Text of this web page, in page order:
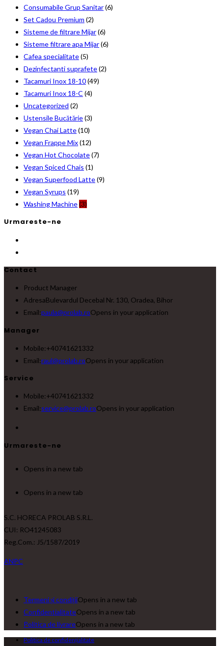
Consumabile Grup Sanitar(6)
Set Cadou Premium (2)
Sisteme de filtrare Mijar(6)
Sisteme filtrare apa Mijar(6)
Cafea specialitate(5)
Dezinfectanti suprafete(2)
Tacamuri Inox 18-10(49)
Tacamuri Inox 18-C (4)
Uncategorized (2)
Ustensile Bucătărie(3)
Vegan Chai Latte(10)
Vegan Frappe Mix(12)
Vegan Hot Chocolate(7)
Vegan Spiced Chais (1)
Vegan Superfood Latte(9)
Vegan Syrups (19)
Washing Machine(3)
Urmareste-ne
Contact
Product Manager
AdresaBulevardul Decebal Nr. 130, Oradea, Bihor
Email:paula@prolab.roOpens in your application
Manager
Mobile:+40741621332
Email:raul@prolab.roOpens in your application
Service
Mobile:+40741621332
Email:service@prolab.roOpens in your application
Urmareste-ne
Opens in a new tab
Opens in a new tab
S.C. HORECA PROLAB S.R.L.
CUI: RO41245083
Reg.Com.: J5/1587/2019
ANPC
Termeni și condițiiOpens in a new tab
ConfidentialitateOpens in a new tab
Politica de livrareOpens in a new tab
Politica de confidențialitate